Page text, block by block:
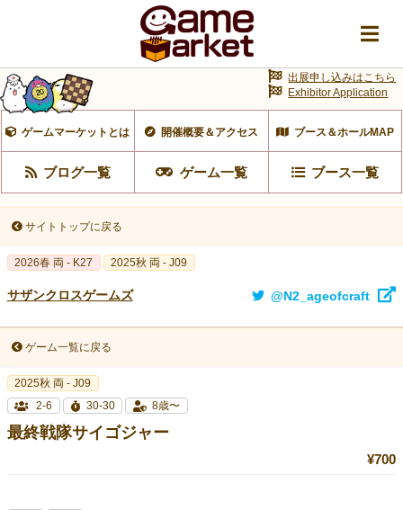
ゲームマーケットとは 開催概要＆アクセス ブース＆ホールMAP
ブログ一覧 ゲーム一覧 ブース一覧
出展申し込みはこちら
Exhibitor Application
サイトトップに戻る
2026春 両 - K27 2025秋 両 - J09
サザンクロスゲームズ @N2_ageofcraft
ゲーム一覧に戻る
2025秋 両 - J09
2-6
30-30 8歳〜
最終戦隊サイゴジャー
¥700